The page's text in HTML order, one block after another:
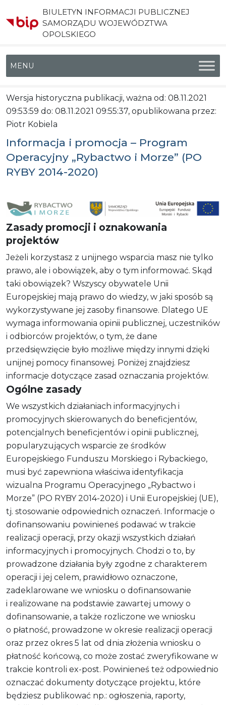
BIULETYN INFORMACJI PUBLICZNEJ
SAMORZĄDU WOJEWÓDZTWA
OPOLSKIEGO
Menu główne
Wersja historyczna publikacji, ważna od: 08.11.2021
09:53:59 do: 08.11.2021 09:55:37, opublikowana przez:
Piotr Kobiela
Informacja i promocja – Program
Operacyjny „Rybactwo i Morze” (PO
RYBY 2014-2020)
Zasady promocji i oznakowania
projektów
Jeżeli korzystasz z unijnego wsparcia masz nie tylko
prawo, ale i obowiązek, aby o tym informować. Skąd
taki obowiązek? Wszyscy obywatele Unii
Europejskiej mają prawo do wiedzy, w jaki sposób są
wykorzystywane jej zasoby finansowe. Dlatego UE
wymaga informowania opinii publicznej, uczestników
i odbiorców projektów, o tym, że dane
przedsięwzięcie było możliwe między innymi dzięki
unijnej pomocy finansowej. Poniżej znajdziesz
informacje dotyczące zasad oznaczania projektów.
Ogólne zasady
We wszystkich działaniach informacyjnych i
promocyjnych skierowanych do beneficjentów,
potencjalnych beneficjentów i opinii publicznej,
popularyzujących wsparcie ze środków
Europejskiego Funduszu Morskiego i Rybackiego,
musi być zapewniona właściwa identyfikacja
wizualna Programu Operacyjnego „Rybactwo i
Morze” (PO RYBY 2014-2020) i Unii Europejskiej (UE),
tj. stosowanie odpowiednich oznaczeń. Informacje o
dofinansowaniu powinieneś podawać w trakcie
realizacji operacji, przy okazji wszystkich działań
informacyjnych i promocyjnych. Chodzi o to, by
prowadzone działania były zgodne z charakterem
operacji i jej celem, prawidłowo oznaczone,
zadeklarowane we wniosku o dofinansowanie
i realizowane na podstawie zawartej umowy o
dofinansowanie, a także rozliczone we wniosku
o płatność, prowadzone w okresie realizacji operacji
oraz przez okres 5 lat od dnia złożenia wniosku o
płatność końcową, co może zostać zweryfikowane w
trakcie kontroli ex-post. Powinieneś też odpowiednio
oznaczać dokumenty dotyczące projektu, które
będziesz publikować np.: ogłoszenia, raporty,